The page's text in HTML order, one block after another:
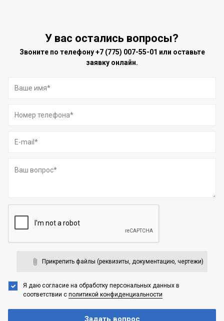
У вас остались вопросы?
Звоните по телефону+7 (775) 007-55-01 или оставьте
заявку онлайн.
Прикрепить файлы (реквизиты, документацию, чертежи)
Я даю согласие на обработку персональных данных в
соответствии с политикой конфиденциальности